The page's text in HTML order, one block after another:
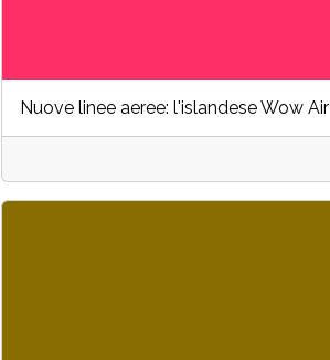
Nuove linee aeree: l'islandese Wow Air